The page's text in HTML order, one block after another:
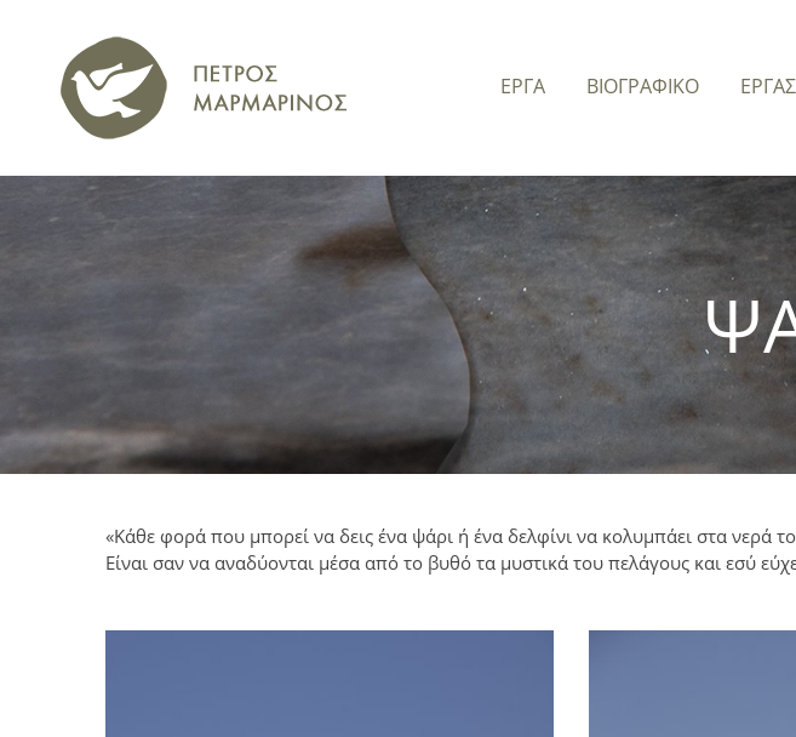
ΕΡΓΑ ΒΙΟΓΡΑΦΙΚΟ
«Κάθε φορά που μπορεί να δεις ένα ψάρι ή ένα δελφίνι να κολυμπάει στα νερά
Είναι σαν να αναδύονται μέσα από το βυθό τα μυστικά του πελάγους και εσύ